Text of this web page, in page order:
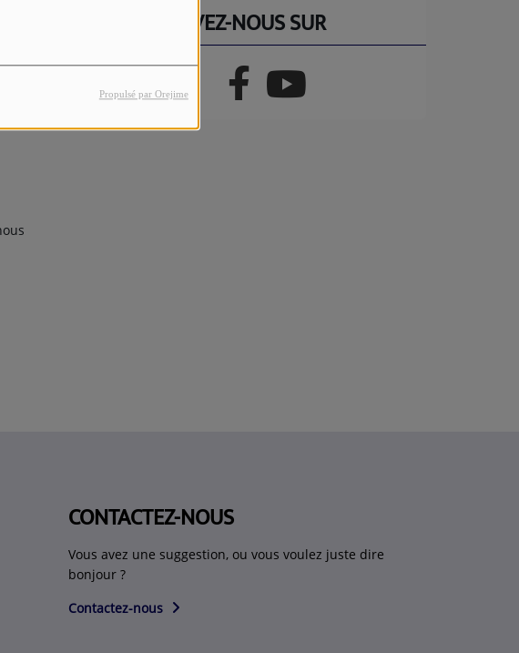
Propulsé par Orejime
RETROUVEZ-NOUS SUR
CONTACTEZ-NOUS
Vous avez une suggestion, ou vous voulez juste dire
bonjour ?
Contactez-nous